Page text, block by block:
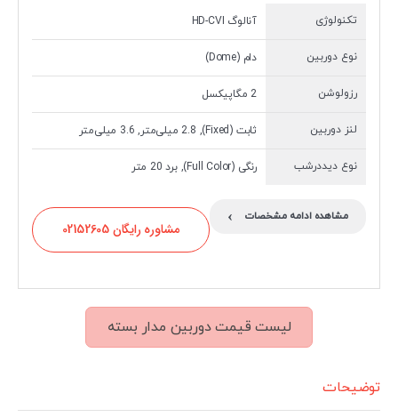
تکنولوژی آنالوگ HD-CVI
نوع دوربین دام (Dome)
رزولوشن 2 مگاپیکسل
لنز دوربین ثابت (Fixed), 2.8 میلی‌متر, 3.6 میلی‌متر
نوع دیددرشب رنگی (Full Color), برد 20 متر
مشاهده ادامه مشخصات ›
مشاوره رایگان 02152605
لیست قیمت دوربین مدار بسته
توضیحات